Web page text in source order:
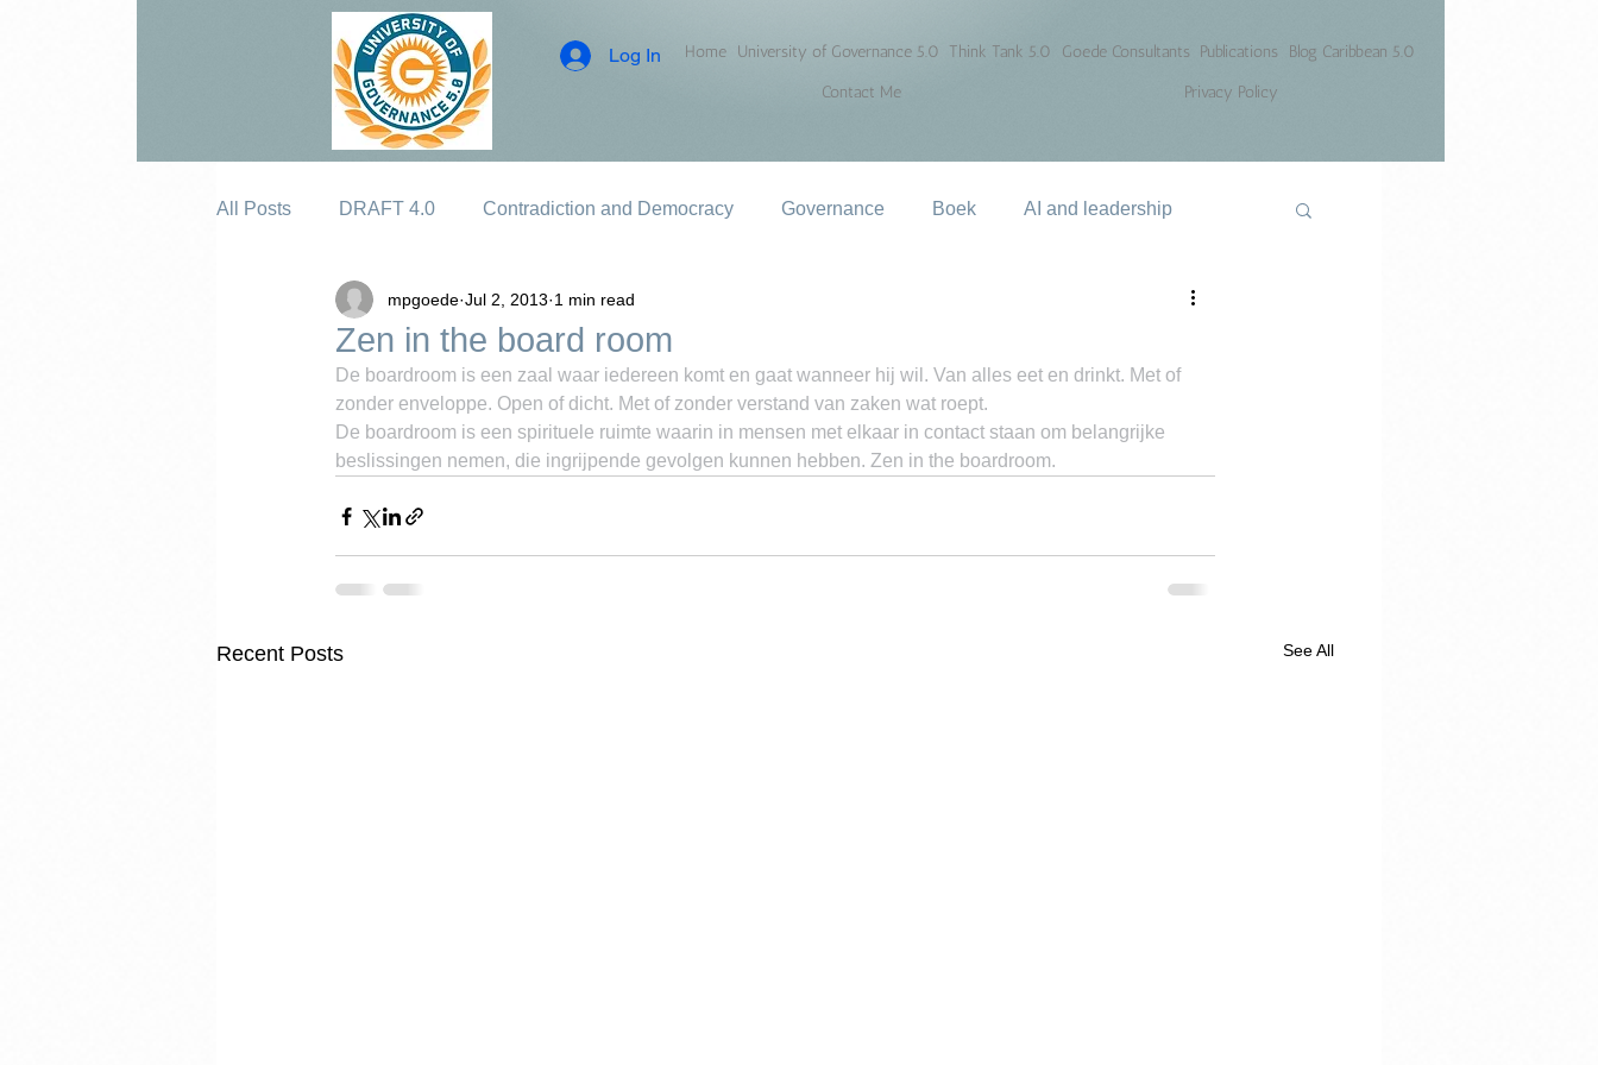
Log In Home University of Governance 5.0 Think Tank 5.0 Goede Consultants Publications
Blog Caribbean 5.0
Contact Me
Privacy Policy
All Posts DRAFT 4.0 Contradiction and Democracy Governance Boek AI and leadership
Zen in the board room
mpgoede Jul 2, 2013 1 min read
De boardroom is een zaal waar iedereen komt en gaat wanneer hij wil. Van alles eet en drinkt. Met of
zonder enveloppe. Open of dicht. Met of zonder verstand van zaken wat roept.
De boardroom is een spirituele ruimte waarin in mensen met elkaar in contact staan om belangrijke
beslissingen nemen, die ingrijpende gevolgen kunnen hebben. Zen in the boardroom.
Recent Posts See All